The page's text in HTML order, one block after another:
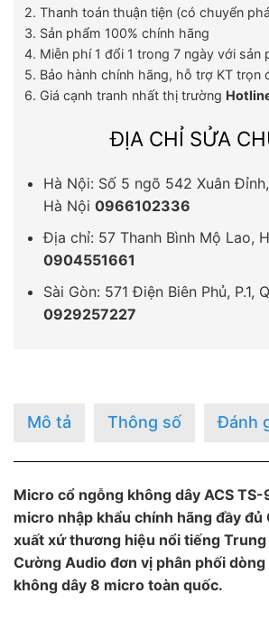
2. Thanh toán thuận tiện (có chuyển
3. Sản phẩm 100% chính hãng
4. Miễn phí 1 đổi 1 trong 7 ngày với sản
5. Bảo hành chính hãng, hỗ trợ KT trọn
6. Giá cạnh tranh nhất thị trường
ĐỊA CHỈ SỬA
Hà Nội: Số 5 ngõ 542 Xuân
Hà Nội 0966102336
Địa chỉ: 57 Thanh Bình Mộ Lao,
0904551661
Sài Gòn: 571 Điện Biên Phủ, P.1,
0929257227
Mô tả Thông số Đánh
Micro cổ ngỗng không dây ACS
micro nhập khẩu chính hãng đầy đủ
xuất xứ thương hiệu nổi tiếng Trung
Cường Audio đơn vị phân phối
không dây 8 micro toàn quốc.